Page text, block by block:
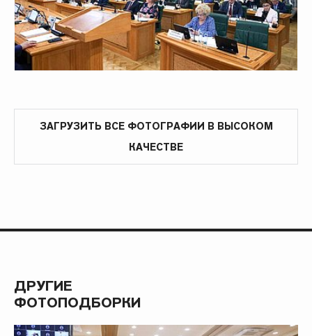
ЗАГРУЗИТЬ ВСЕ ФОТОГРАФИИ В ВЫСОКОМ
КАЧЕСТВЕ
ДРУГИЕ
ФОТОПОДБОРКИ